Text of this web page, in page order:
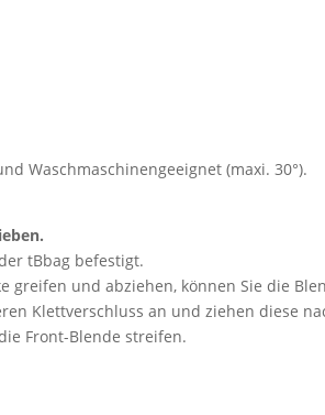
Waschmaschinengeeignet (maxi. 30°).
tBbag befestigt.
greifen und abziehen, können Sie die
Klettverschluss an und ziehen diese
Front-Blende streifen.